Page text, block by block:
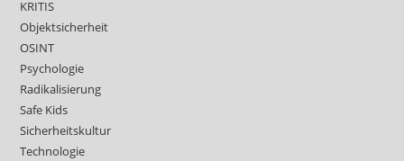
KRITIS
Objektsicherheit
OSINT
Psychologie
Radikalisierung
Safe Kids
Sicherheitskultur
Technologie